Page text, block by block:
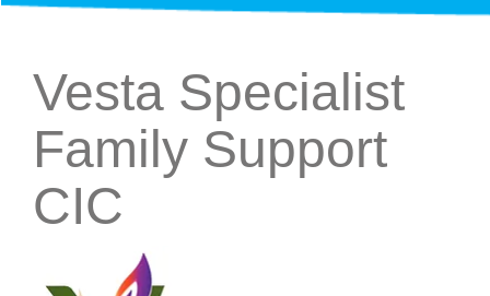
Vesta Specialist
Family Support
CIC